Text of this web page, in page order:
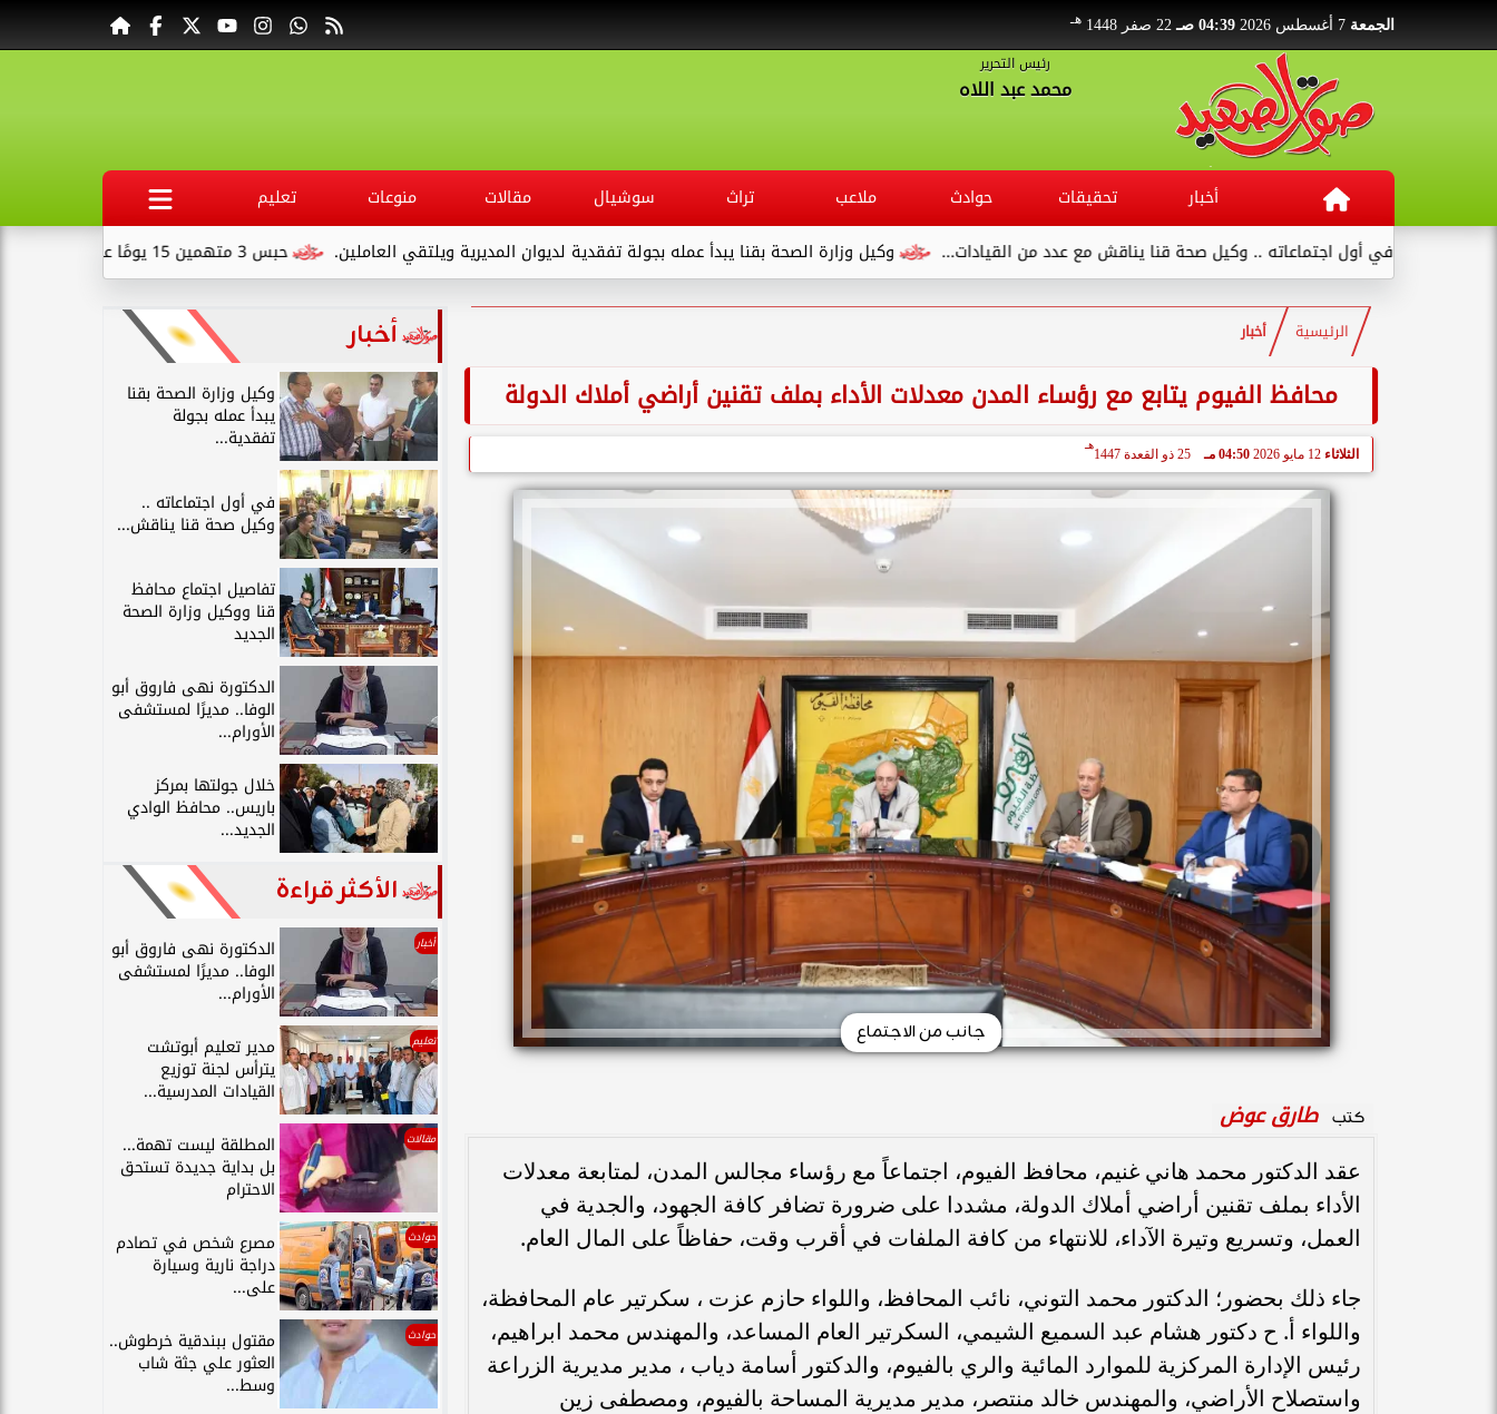
الجمعة 04:39 صـ 22 صفر 1448 هـ
رئيس التحرير
محمد عبد اللاه
أخبار تحقيقات حوادث ملاعب تراث سوشيال مقالات منوعات
تعليم
حبس 3 متهمين 15 يومًا علي ذمةالتحقيقات بتهمة التنقيب عن الآثار داخل...
وكيل وزارة الصحة بقنا يبدأ عمله بجولة تفقدية لديوان المديرية ويلتقي العاملين. اجتماعاته .. وكيل صحة قنا يناقش مع عدد من القيادات...
الرئيسية أخبار
محافظ الفيوم يتابع مع رؤساء المدن معدلات الأداء بملف تقنين أراضي أملاك الدولة
الثلاثاء 12 مايو 2026 04:50 مـ 25 ذو القعدة 1447
هـ
جانب من الاجتماع
كتب طارق عوض
عقد الدكتور محمد هاني غنيم، محافظ الفيوم، اجتماعاً مع رؤساء مجالس المدن، لمتابعة معدلات
الأداء بملف تقنين أراضي أملاك الدولة، مشددا على ضرورة تضافر كافة الجهود، والجدية في
العمل، وتسريع وتيرة الآداء، للانتهاء من كافة الملفات في أقرب وقت، حفاظاً على المال العام.
جاء ذلك بحضور؛ الدكتور محمد التوني، نائب المحافظ، واللواء حازم عزت ، سكرتير عام المحافظة،
واللواء أ. ح دكتور هشام عبد السميع الشيمي، السكرتير العام المساعد، والمهندس محمد ابراهيم،
رئيس الإدارة المركزية للموارد المائية والري بالفيوم، والدكتور أسامة دياب ، مدير مديرية الزراعة
واستصلاح الأراضي، والمهندس خالد منتصر، مدير مديرية المساحة بالفيوم، ومصطفى زين
أخبار
وكيل وزارة الصحة بقنا
يبدأ عمله بجولة
تفقدية...
في أول اجتماعاته ..
وكيل صحة قنا يناقش...
تفاصيل اجتماع محافظ
قنا ووكيل وزارة الصحة
الجديد
الدكتورة نهى فاروق أبو
الوفا.. مديرًا لمستشفى
الأورام...
خلال جولتها بمركز
باريس.. محافظ الوادي
الجديد...
الأكثر قراءة
أخبار الدكتورة نهى فاروق أبو
الوفا.. مديرًا لمستشفى
الأورام...
تعليم مدير تعليم أبوتشت
يترأس لجنة توزيع
القيادات المدرسية...
مقالات المطلقة ليست تهمة...
بل بداية جديدة تستحق
الاحترام
حوادث مصرع شخص في تصادم
دراجة نارية وسيارة
على...
حوادث مقتول ببندقية خرطوش..
العثور علي جثة شاب
وسط...